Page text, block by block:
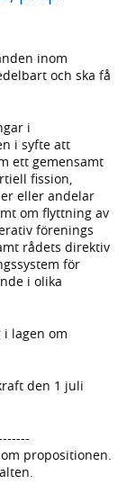
inom
och ska få
i
i syfte att
ett gemensamt
fission,
eller andelar
om flyttning av
förenings
rådets direktiv
för
i olika
lagen om
den 1 juli
propositionen.